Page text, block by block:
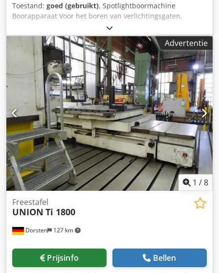
Toestand: goed (gebruikt), Spotlightboormachine
Boorapparaat Voor het boren van verlichtingsgaten,
kabelopeningen, spotgaten in wandkasten, vitrines en
rompen Verdere artikelen - nieuw en gebruikt - vindt u in
onze shop! Credpfxjvdc T Nj Aiiof Internationale
verzendkosten op aanvraag!
Advertentie
1 /8
Dorsten 127 km
Freestafel
UNION Ti 1800
Prijsinfo Bellen